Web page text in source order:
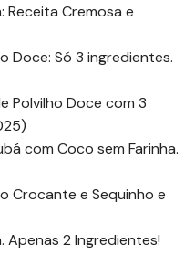
Receita Cremosa e
Doce: Só 3 ingredientes.
Polvilho Doce com 3
com Coco sem Farinha.
Crocante e Sequinho e
Apenas 2 Ingredientes!